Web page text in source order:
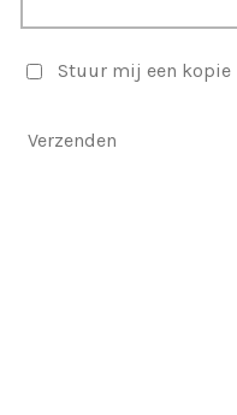
Stuur mij een kopie
Verzenden